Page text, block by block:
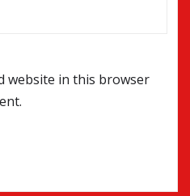
website in this browser